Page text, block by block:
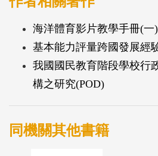
海洋體育影片教學手冊(一
基本能力評量跨國發展經
我國國民教育階段學校行
構之研究(POD)
同機關其他書籍